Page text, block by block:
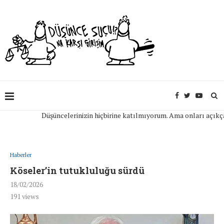
Düşüncelerinizin hiçbirine katılmıyorum. Ama onları açıkça
Haberler
Köseler’in tutukluluğu sürdü
18/02/2026
191views